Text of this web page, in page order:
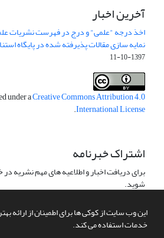
این وب سایت از کوکی ها برای اطمینان از ارائه
خدمات استفاده می کند.
آخرین اخبار
اخذ درجه "علمی" و درج در فهرست نشریات
نمایه سازی مقالات پذیرفته شده در پایگاه
1397-10-11
under aCreative Commons Attribution 4.0
International License
.
اشتراک خبرنامه
برای دریافت اخبار و اطلاعیه های مهم نشریه
شوید.